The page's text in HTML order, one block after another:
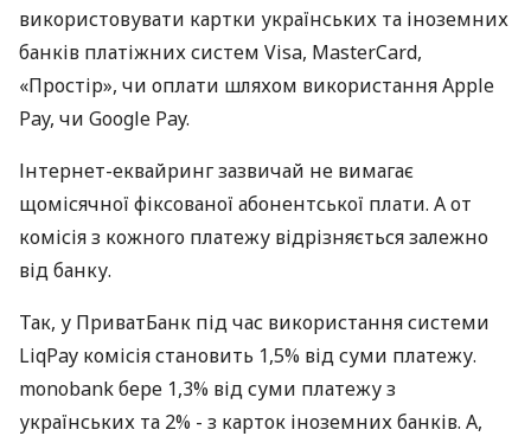
використовувати картки українських та іноземних
банків платіжних систем Visa, MasterCard,
«Простір», чи оплати шляхом використання Apple
Pay, чи Google Pay.
Інтернет-еквайринг зазвичай не вимагає
щомісячної фіксованої абонентської плати. А от
комісія з кожного платежу відрізняється залежно
від банку.
Так, у ПриватБанк під час використання системи
LiqPay комісія становить 1,5% від суми платежу.
monobank бере 1,3% від суми платежу з
українських та 2% - з карток іноземних банків. А,